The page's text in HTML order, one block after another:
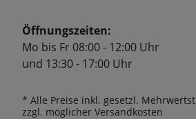
Öffnungszeiten:
Mo bis Fr 08:00 - 12:00 Uhr
und 13:30 - 17:00 Uhr
* Alle Preise inkl. gesetzl.
zzgl. möglicher Versandkosten